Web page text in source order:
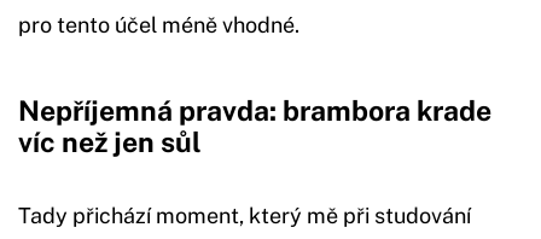
pro tento účel méně vhodné.
Nepříjemná pravda: brambora krade
víc než jen sůl
Tady přichází moment, který mě při studování